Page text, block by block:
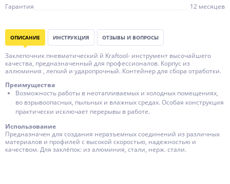
Гарантия
12 месяцев
ОПИСАНИЕ ИНСТРУКЦИЯ ОТЗЫВЫ И ВОПРОСЫ
Заклепочник пневматический й Kraftool- инструмент высочайшего
качества, предназначенный для профессионалов. Корпус из
аллюминия , легкий и ударопрочный. Контейнер для сбора отработки.
Преимущества
Возможность работы в неотапливаемых и холодных помещениях,
во взрывоопасных, пыльных и влажных средах. Особая конструкция
практически исключает перерывы в работе.
Использование
Предназначен для создания неразъемных соединений из различных
материалов и профилей с высокой скоростью, надежностью и
качеством. Для заклёпок: из алюминия, стали, нерж. стали.